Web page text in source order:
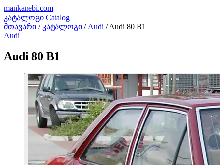
mankanebi.com
კატალოგი Catalog
მთავარი / კატალოგი / Audi / Audi 80 B1
Audi
Audi 80 B1